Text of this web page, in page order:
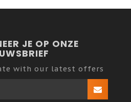
JE OP ONZE
with our latest offers